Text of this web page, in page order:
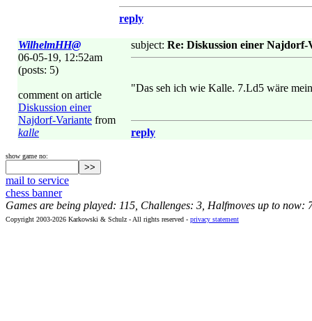
reply
WilhelmHH@
06-05-19, 12:52am
(posts: 5)
comment on article
Diskussion einer
Najdorf-Variante from
kalle
subject: Re: Diskussion einer Najdorf-
"Das seh ich wie Kalle. 7.Ld5 wäre
reply
show game no:
mail to service
chess banner
Games are being played: 115, Challenges: 3, Halfmoves up to now:
Copyright 2003-2026 Karkowski & Schulz - All rights reserved - privacy statement